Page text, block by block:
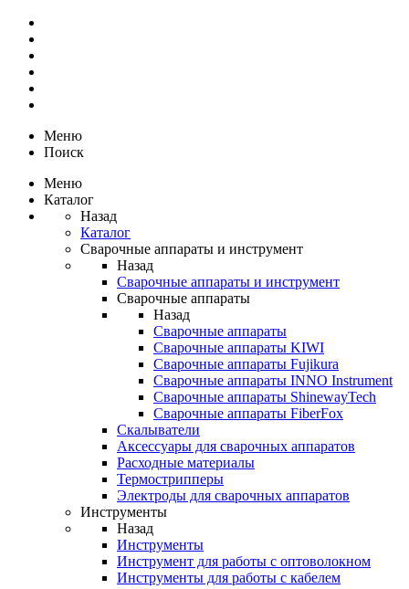
Меню
Поиск
Меню
Каталог
Назад
Каталог
Сварочные аппараты и инструмент
Назад
Сварочные аппараты и инструмент
Сварочные аппараты
Назад
Сварочные аппараты
Сварочные аппараты KIWI
Сварочные аппараты Fujikura
Сварочные аппараты INNO Instrument
Сварочные аппараты ShinewayTech
Cварочные аппараты FiberFox
Скалыватели
Аксессуары для сварочных аппаратов
Расходные материалы
Термострипперы
Электроды для сварочных аппаратов
Инструменты
Назад
Инструменты
Инструмент для работы с оптоволокном
Инструменты для работы с кабелем